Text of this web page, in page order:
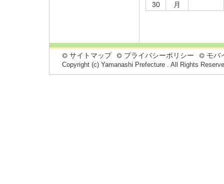
30
月
サイトマップ プライバシーポリシー モバ
Copyright (c) Yamanashi Prefecture . All Rights